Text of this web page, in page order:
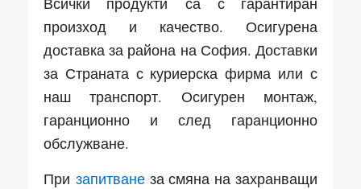
произход и качество. Осигурена
доставка за района на София. Доставки
за Страната с куриерска фирма или с
наш транспорт. Осигурен монтаж,
гаранционно и след гаранционно
обслужване.
При запитванеза смяна на захранващи